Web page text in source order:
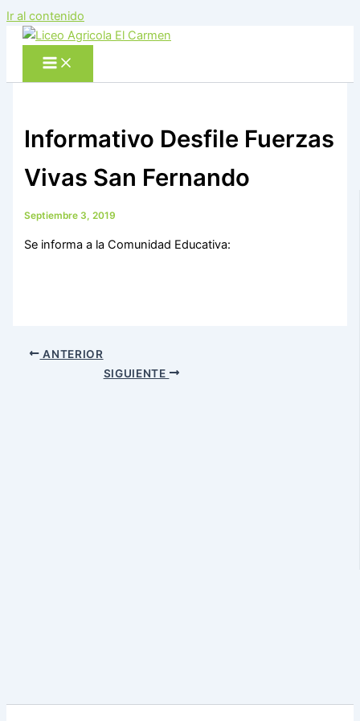
Ir al contenido
Informativo Desfile Fuerzas
Vivas San Fernando
Septiembre 3, 2019
Se informa a la Comunidad Educativa:
ANTERIOR
SIGUIENTE